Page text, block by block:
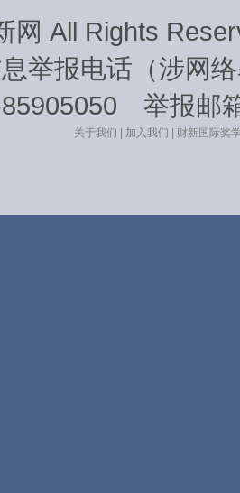
网 All Rights
举报电话（涉网
举报邮
关于我们 加入我们 财新国际奖